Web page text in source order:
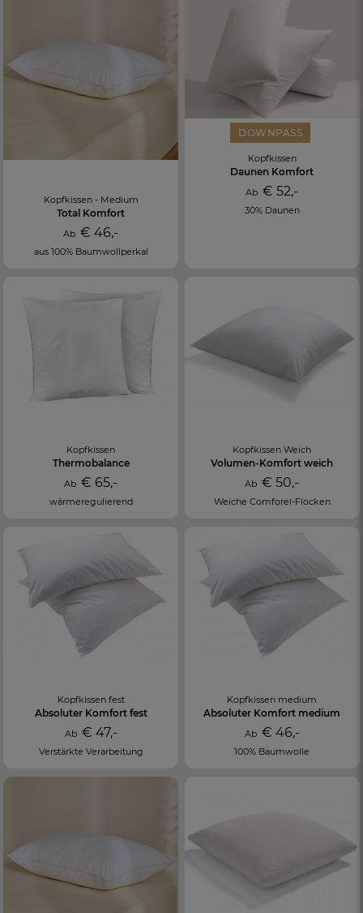
Kopfkissen - Medium
Total Komfort
Ab€ 46,-
aus 100% Baumwollperkal
DOWNPASS
Kopfkissen
Daunen Komfort
Ab€ 52,-
30% Daunen
Kopfkissen
Thermobalance
Ab€ 65,-
wärmeregulierend
Kopfkissen Weich
Volumen-Komfort weich
Ab€ 50,-
Weiche Comforel-Flocken
Kopfkissen fest
Absoluter Komfort fest
Ab € 47,-
Verstärkte Verarbeitung
Kopfkissen medium
Absoluter Komfort medium
Ab € 46,-
100% Baumwolle